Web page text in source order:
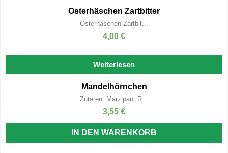
Osterhäschen Zartbitter
Osterhäschen Zartbit...
4,00 €
Weiterlesen
Mandelhörnchen
Zutaten: Marzipan, R...
3,55 €
IN DEN WARENKORB